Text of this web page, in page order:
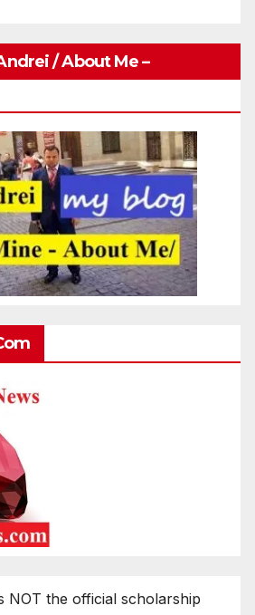
/ About Me –
NOT the official scholarship